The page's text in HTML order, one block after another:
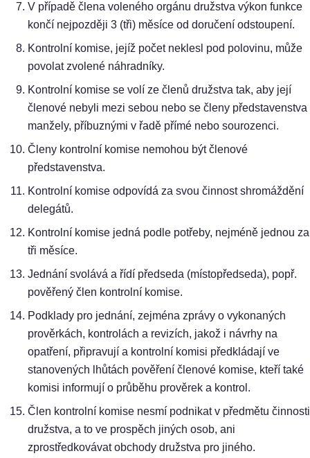
V případě člena voleného orgánu družstva výkon funkce
končí nejpozději 3 (tři) měsíce od doručení odstoupení.
Kontrolní komise, jejíž počet neklesl pod polovinu, může
povolat zvolené náhradníky.
Kontrolní komise se volí ze členů družstva tak, aby její
členové nebyli mezi sebou nebo se členy představenstva
manžely, příbuznými v řadě přímé nebo sourozenci.
Členy kontrolní komise nemohou být členové
představenstva.
Kontrolní komise odpovídá za svou činnost shromáždění
delegátů.
Kontrolní komise jedná podle potřeby, nejméně jednou za
tři měsíce.
Jednání svolává a řídí předseda (místopředseda), popř.
pověřený člen kontrolní komise.
Podklady pro jednání, zejména zprávy o vykonaných
prověrkách, kontrolách a revizích, jakož i návrhy na
opatření, připravují a kontrolní komisi předkládají ve
stanovených lhůtách pověření členové komise, kteří také
komisi informují o průběhu prověrek a kontrol.
Člen kontrolní komise nesmí podnikat v předmětu činnosti
družstva, a to ve prospěch jiných osob, ani
zprostředkovávat obchody družstva pro jiného.